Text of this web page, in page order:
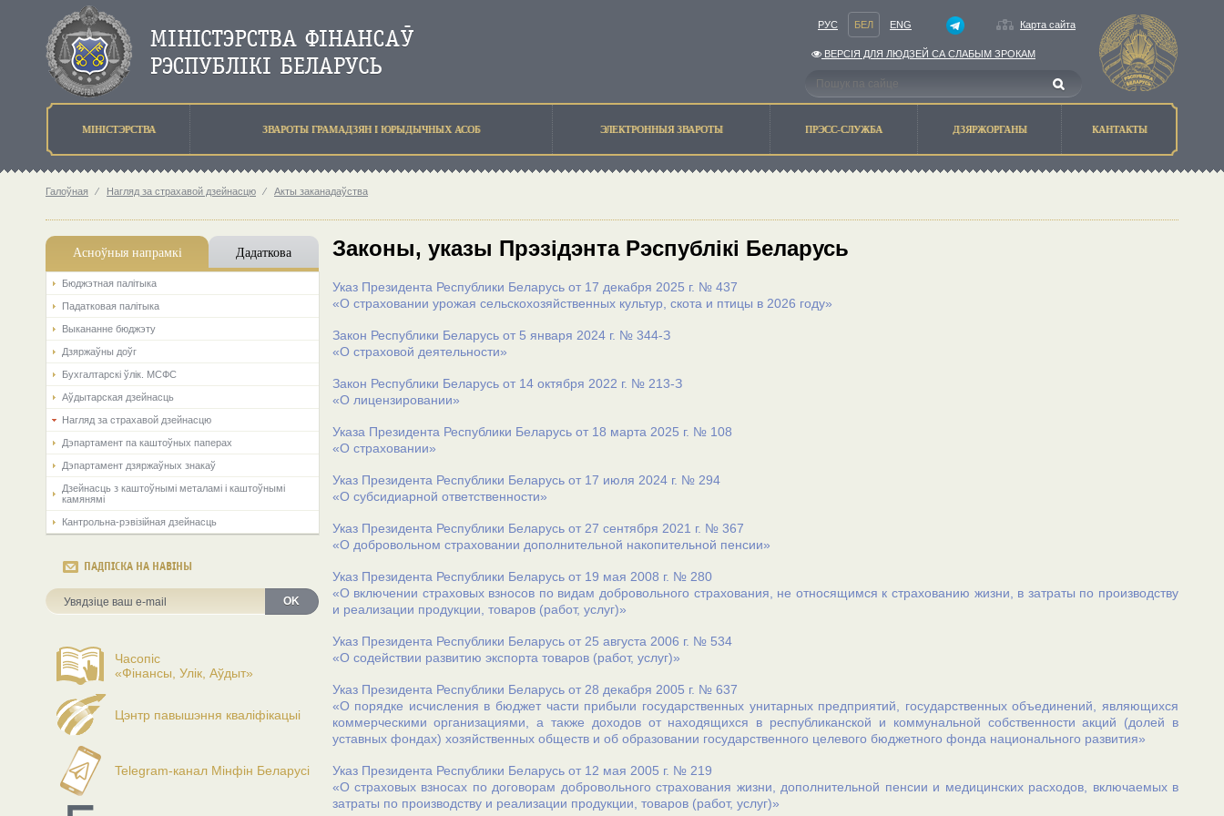
РУС БЕЛ ENG Карта сайта
ВЕРСIЯ ДЛЯ ЛЮДЗЕЙ СА СЛАБЫМ ЗРОКАМ
МIНIСТЭРСТВА ЗВАРОТЫ ГРАМАДЗЯН I ЮРЫДЫЧНЫХ АСОБ ЭЛЕКТРОННЫЯ ЗВАРОТЫ ПРЭСС-СЛУЖБА ДЗЯРЖОРГАНЫ КАНТАКТЫ
Галоўная ⁄ Нагляд за страхавой дзейнасцю ⁄ Акты заканадаўства
Асноўныя напрамкi Дадаткова
Бюджэтная палiтыка
Падатковая палітыка
Выкананне бюджэту
Дзяржаўны доўг
Бухгалтарскі ўлік. МСФС
Аўдытарская дзейнасць
Нагляд за страхавой дзейнасцю
Дэпартамент па каштоўных паперах
Дэпартамент дзяржаўных знакаў
Дзейнасць з каштоўнымі металамі і каштоўнымі
камянямі
Кантрольна-рэвізійная дзейнасць
ПАДПІСКА НА НАВІНЫ
OK
Часопіс
«Фінансы, Улік, Аўдыт»
Цэнтр павышэння кваліфікацыі
Telegram-канал Мінфін Беларусі
Законы, указы Прэзідэнта Рэспублікі Беларусь
Указ Президента Республики Беларусь от 17 декабря 2025 г. № 437
«О страховании урожая сельскохозяйственных культур, скота и птицы в 2026 году»
Закон Республики Беларусь от 5 января 2024 г. № 344-З
«О страховой деятельности»
Закон Республики Беларусь от 14 октября 2022 г. № 213-З
«О лицензировании»
Указа Президента Республики Беларусь от 18 марта 2025 г. № 108
«О страховании»
Указ Президента Республики Беларусь от 17 июля 2024 г. № 294
«О субсидиарной ответственности»
Указ Президента Республики Беларусь от 27 сентября 2021 г. № 367
«О добровольном страховании дополнительной накопительной пенсии»
Указ Президента Республики Беларусь от 19 мая 2008 г. № 280
«О включении страховых взносов по видам добровольного страхования, не относящимся к страхованию жизни, в затраты по производству
и реализации продукции, товаров (работ, услуг)»
Указ Президента Республики Беларусь от 25 августа 2006 г. № 534
«О содействии развитию экспорта товаров (работ, услуг)»
Указ Президента Республики Беларусь от 28 декабря 2005 г. № 637
«О порядке исчисления в бюджет части прибыли государственных унитарных предприятий, государственных объединений, являющихся
коммерческими организациями, а также доходов от находящихся в республиканской и коммунальной собственности акций (долей в
уставных фондах) хозяйственных обществ и об образовании государственного целевого бюджетного фонда национального развития»
Указ Президента Республики Беларусь от 12 мая 2005 г. № 219
«О страховых взносах по договорам добровольного страхования жизни, дополнительной пенсии и медицинских расходов, включаемых в
затраты по производству и реализации продукции, товаров (работ, услуг)»